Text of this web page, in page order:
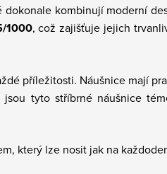
dokonale kombinují moderní
1000, což zajišťuje jejich
příležitosti. Náušnice mají
jsou tyto stříbrné náušnice
který lze nosit jak na